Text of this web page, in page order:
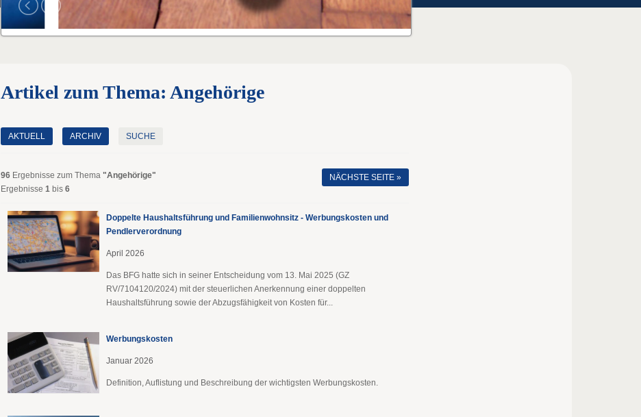
Artikel zum Thema: Angehörige
AKTUELL ARCHIV SUCHE
96Ergebnisse zum Thema "Angehörige"
Ergebnisse 1bis 6
NÄCHSTE SEITE »
Doppelte Haushaltsführung und Familienwohnsitz - Werbungskosten und
Pendlerverordnung
April 2026
Das BFG hatte sich in seiner Entscheidung vom 13. Mai 2025 (GZ
RV/7104120/2024) mit der steuerlichen Anerkennung einer doppelten
Haushaltsführung sowie der Abzugsfähigkeit von Kosten für...
Werbungskosten
Januar 2026
Definition, Auflistung und Beschreibung der wichtigsten Werbungskosten.